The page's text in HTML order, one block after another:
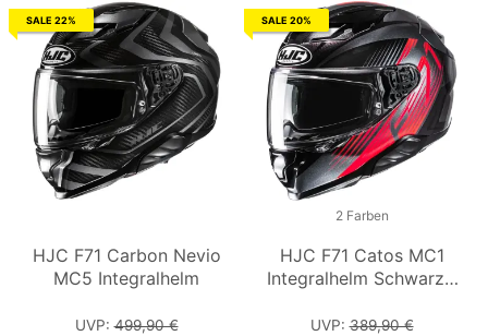
SALE 22%
HJC F71 Carbon Nevio
MC5 Integralhelm
UVP:499,90 €
SALE 20%
2 Farben
HJC F71 Catos MC1
Integralhelm Schwarz /
UVP:389,90 €